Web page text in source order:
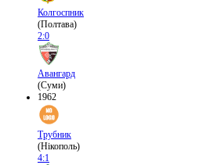
Колгоспник
(Полтава)
2:0
Авангард
(Суми)
1962
Трубник
(Нікополь)
4:1